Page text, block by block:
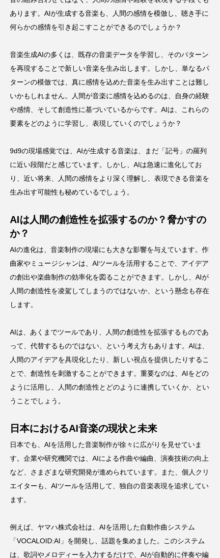
あります。AIが生成する音楽も、人間の感情を模倣し、聴き手に
何らかの感情を引き起こすことができるのでしょうか？
音楽生成AIの多くは、既存の音楽データを学習し、そのパターン
を再現することで新しい音楽を生み出します。しかし、単なるパ
ターンの模倣では、真に感情を込めた音楽を生み出すことは難し
いかもしれません。人間が音楽に感情を込めるのは、自身の経験
や感情、そして創造性に基づいているからです。AIは、これらの
要素をどのように学習し、表現していくのでしょうか？
9d9の現場感覚では、AIが生成する音楽は、まだ「記号」の羅列
に近い段階だと感じています。しかし、AIは急速に進化してお
り、近い将来、人間の感情をより深く理解し、表現できる音楽を
生み出す可能性も秘めているでしょう。
AIは人間の創造性を拡張するのか？脅かすの
か？
AIの進化は、音楽制作の現場にも大きな影響を与えています。作
曲家やミュージシャンは、AIツールを活用することで、アイデア
の創出や楽曲制作の効率化を図ることができます。しかし、AIが
人間の創造性を凌駕してしまうのではないか、という懸念も存在
します。
AIは、あくまでツールであり、人間の創造性を拡張するものであ
って、代替するものではない、という考え方もあります。AIは、
人間のアイデアを具現化したり、新しい視点を提供したりするこ
とで、創造性を刺激することができます。重要なのは、AIをどの
ように活用し、人間の創造性とどのように連携していくか、とい
うことでしょう。
日本におけるAI音楽の現状と未来
日本でも、AIを活用した音楽制作が徐々に広がりを見せていま
す。企業や研究機関では、AIによる作曲や編曲、演奏技術の向上
など、さまざまな研究開発が進められています。また、個人クリ
エイターも、AIツールを活用して、独自の音楽表現を追求してい
ます。
例えば、ヤマハ株式会社は、AIを活用した自動作曲システム
「VOCALOID:AI」を開発し、話題を集めました。このシステム
は、歌詞やメロディーを入力するだけで、AIが自動的に伴奏や編